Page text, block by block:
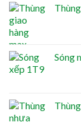
Sóng